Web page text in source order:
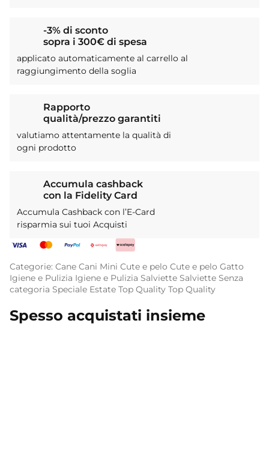
-3% di sconto
sopra i 300€ di spesa
applicato automaticamente al carrello al
raggiungimento della soglia
Rapporto
qualità/prezzo garantiti
valutiamo attentamente la qualità di
ogni prodotto
Accumula cashback
con la Fidelity Card
Accumula Cashback con l’E-Card
risparmia sui tuoi Acquisti
Categorie: Cane Cani Mini Cute e pelo Cute e pelo Gatto
Igiene e Pulizia Igiene e Pulizia Salviette Salviette Senza
categoria Speciale Estate Top Quality Top Quality
Spesso acquistati insieme